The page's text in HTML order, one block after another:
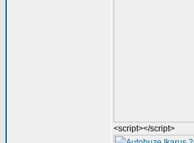
<script></script>